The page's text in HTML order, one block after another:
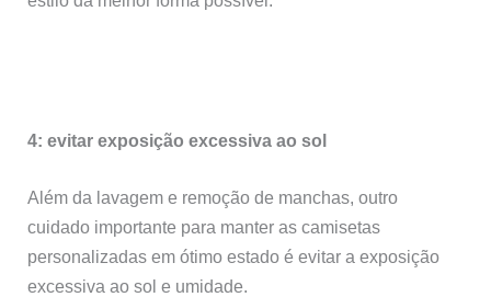
4: evitar exposição excessiva ao sol
Além da lavagem e remoção de manchas, outro
cuidado importante para manter as camisetas
personalizadas em ótimo estado é evitar a exposição
excessiva ao sol e umidade.